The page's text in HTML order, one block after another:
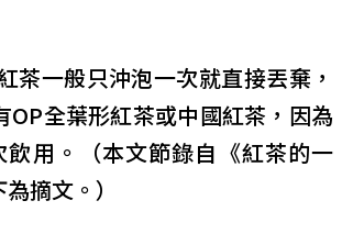
茶一般只沖泡一次就直接丟棄，
全葉形紅茶或中國紅茶，因為
用。（本文節錄自《紅茶的一
摘文。）